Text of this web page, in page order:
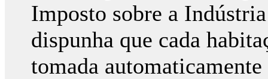
Imposto sobre a
dispunha que cada
tomada